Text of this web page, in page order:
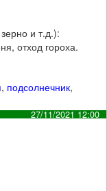
и т.д.):
отход гороха.
, подсолнечник,
27/11/2021 12:00